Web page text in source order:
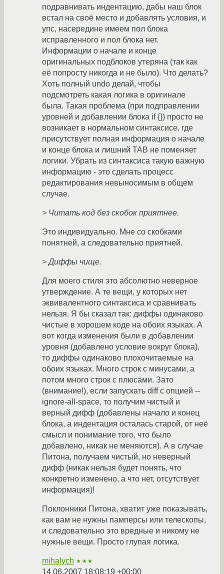
подравнивать индентацию, дабы наш блок
встал на своё место и добавлять условия, и
упс, насередине имеем пол блока
исправленного и пол блока нет.
Информации о начале и конце
оригинальных подблоков утеряна (так как
её попросту никогда и не было). Что делать?
Хоть полный undo делай, чтобы
подсмотреть какая логика в оригинале
была. Такая проблема (при подправлении
уровней и добавлении блока if {}) просто не
возникает в нормальном синтаксисе, где
присутствует полная информация о начале
и конце блока и лишний TAB не поменяет
логики. Убрать из синтаксиса такую важную
информацию - это сделать процесс
редактирования невыносимым в общем
случае.
> Читать код без скобок приятнее.
Это индивидуально. Мне со скобками
понятней, а следовательно приятней.
> Диффы чище.
Для моего стиля это абсолютно неверное
утверждение. А те вещи, у которых нет
эквивалентного синтаксиса и сравнивать
нельзя. Я бы сказал так: диффы одинаково
чистые в хорошем коде на обоих языках. А
вот когда изменения были в добавлении
уровня (добавлено условие вокруг блока),
то диффы одинаково плохочитаемые на
обоих языках. Много строк с минусами, а
потом много строк с плюсами. Зато
(внимание!), если запускать diff с опцией --
ignore-all-space, то получим чистый и
верный дифф (добавлены начало и конец
блока, а индентация осталась старой, от неё
смысл и понимание того, что было
добавлено, никак не меняются). А в случае
Питона, получаем чистый, но неверный
дифф (никак нельзя будет понять, что
конкретно изменено, а что нет, отсутствует
информация)!
Поклонники Питона, хватит уже показывать,
как вам не нужны памперсы или телескопы,
и следовательно это вредные и никому не
нужные вещи. Просто глупая логика.
mihalych ★★★
14.06.2007 18:08:19 +00:00